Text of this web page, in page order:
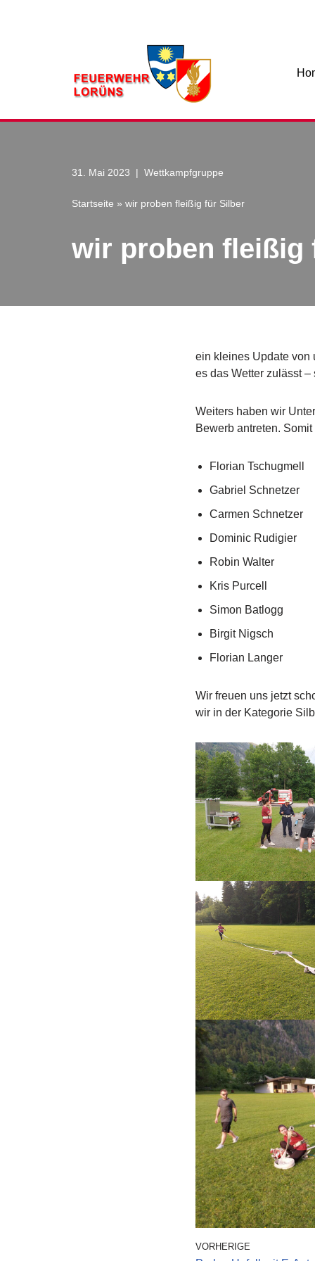
31. Mai 2023 Wettkampfgruppe
Startseite » wir proben fleißig für Silber
wir proben fleißig
ein kleines Update von
es das Wetter zulässt
Weiters haben wir
Bewerb antreten.
Florian Tschugmell
Gabriel Schnetzer
Carmen Schnetzer
Dominic Rudigier
Robin Walter
Kris Purcell
Simon Batlogg
Birgit Nigsch
Florian Langer
Wir freuen uns jetzt
wir in der Kategorie
VORHERIGE